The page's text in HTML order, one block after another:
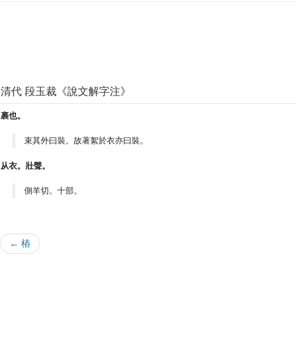
清代 段玉裁《說文解字注》
裹也。
束其外曰裝。故著絮於衣亦曰裝。
从衣。壯聲。
側羊切。十部。
← 樁